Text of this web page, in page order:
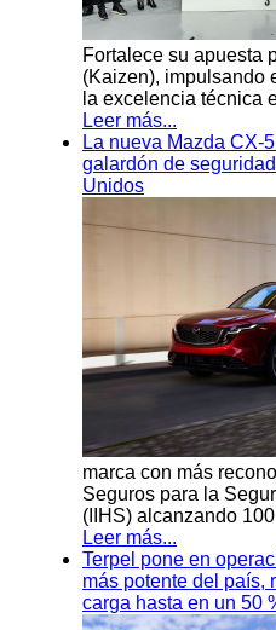
Fortalece su apuesta
(Kaizen), impulsando
la excelencia técnica
Leer más...
La nueva Mazda CX-
galardón de
Unidos
marca con más
Seguros para la
(IIHS) alcanzando
Leer más...
Terpel pone en
más potente del país,
carga hasta en un 50